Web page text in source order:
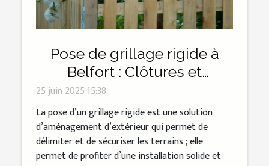
Pose de grillage rigide à
Belfort : Clôtures et
Paysages s’adapte à tous
les budgets !
25 juin 2025 15:38
La pose d’un grillage rigide est une solution
d’aménagement d’extérieur qui permet de
délimiter et de sécuriser les terrains ; elle
permet de profiter d’une installation solide et